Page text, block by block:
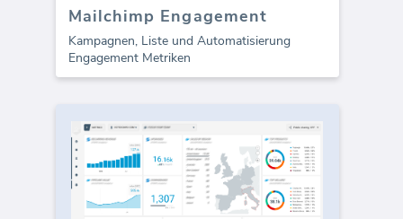
Mailchimp Engagement
Kampagnen, Liste und Automatisierung
Engagement Metriken